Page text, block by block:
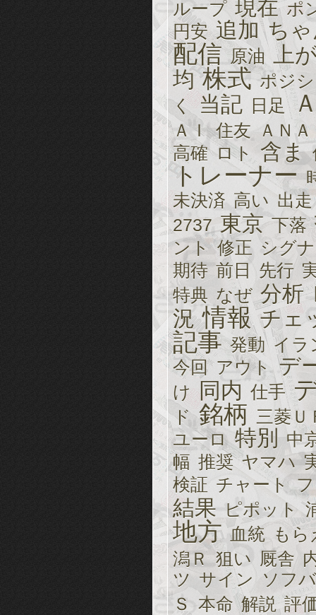
ループ 現在 ポ
円安 追加 ち
配信 原油 上
均 株式 ポジ
く
当記 日足
ＡＩ 住友
ＡＮ
高確 ロト 含ま
トレーナー
未決済 高い 出走
2737 東京 下落
ント 修正 シグ
期待 前日 先行
特典 なぜ 分析
況 情報 チェ
記事 発動 イラ
今回 アウト デ
け 同内 仕手
ド 銘柄 三菱Ｕ
ユーロ 特別
中
幅 推奨 ヤマハ
検証 チャート
結果 ピポット
地方 血統 もら
潟Ｒ 狙い 厩舎
ツ サイン
ソフ
Ｓ
本命 解説 評